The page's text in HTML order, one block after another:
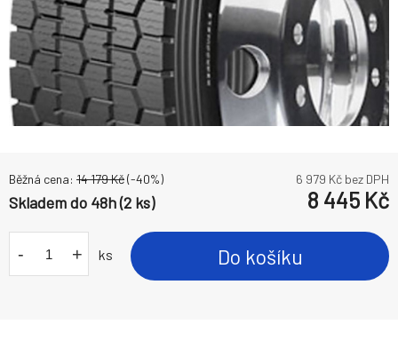
Běžná cena: 14 179Kč(-40%) 6 979 Kč bez DPH
Skladem do 48h (2 ks) 8 445 Kč
- + ks Do košíku